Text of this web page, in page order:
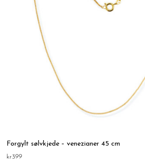
Forgylt sølvkjede – venezianer 45 cm
kr399